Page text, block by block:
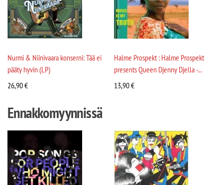
Nurmi & Niinivaara konserni: Tää ei
pääty hyvin (LP)
26,90€
Halme Prospekt : Halme Prospekt
presents Queen Djenny Djella -...
13,90€
Ennakkomyynnissä